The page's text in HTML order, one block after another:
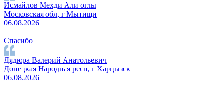
Исмайлов Мехди Али оглы
Московская обл, г Мытищи
06.08.2026
Спасибо
Дядюра Валерий Анатольевич
Донецкая Народная респ, г Харцызск
06.08.2026